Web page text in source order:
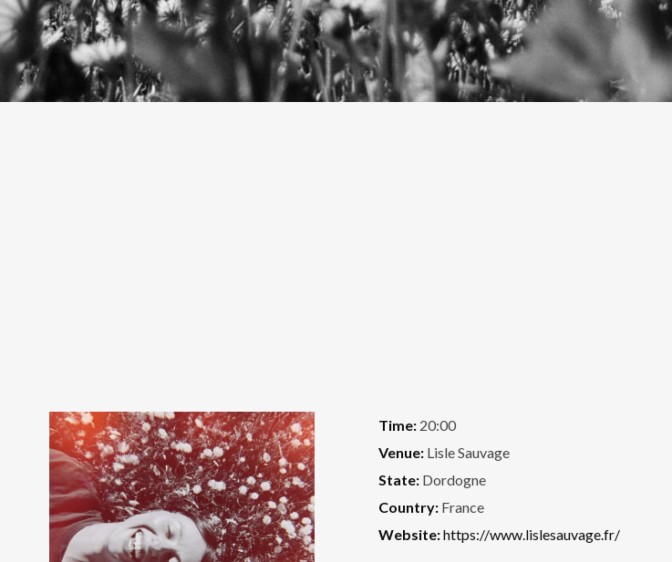
Time: 20:00
Venue: Lisle Sauvage
State: Dordogne
Country: France
Website:https://www.lislesauvage.fr/